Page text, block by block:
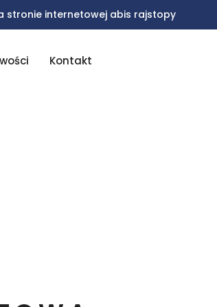
stronie internetowej abis rajstopy
Kontakt